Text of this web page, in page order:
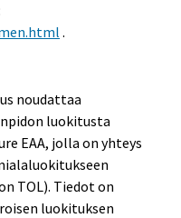
.
noudattaa
luokitusta
EAA, jolla on yhteys
TOL). Tiedot on
luokituksen